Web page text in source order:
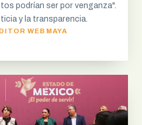
podrían ser por venganza".
y la transparencia.
WEB MAYA